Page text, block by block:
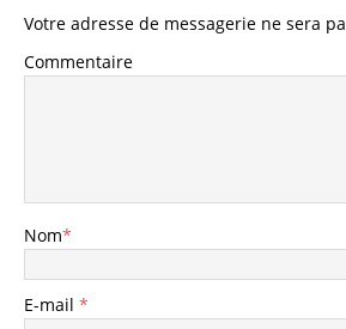
Votre adresse de messagerie ne sera
Commentaire
Nom*
E-mail *